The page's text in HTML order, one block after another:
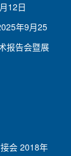
12日
年9月25
报告会暨展
会2018年